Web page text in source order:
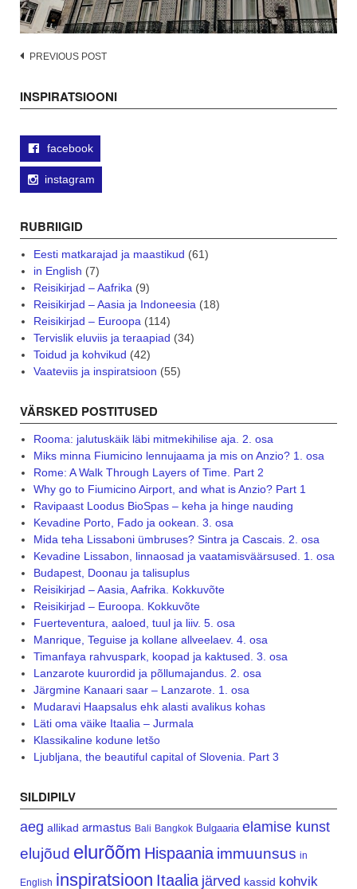
Post
PREVIOUS POST
INSPIRATSIOONI
facebook
instagram
RUBRIIGID
Eesti matkarajad ja maastikud (61)
in English (7)
Reisikirjad – Aafrika (9)
Reisikirjad – Aasia ja Indoneesia (18)
Reisikirjad – Euroopa (114)
Tervislik eluviis ja teraapiad (34)
Toidud ja kohvikud (42)
Vaateviis ja inspiratsioon (55)
VÄRSKED POSTITUSED
Rooma: jalutuskäik läbi mitmekihilise aja. 2. osa
Miks minna Fiumicino lennujaama ja mis on Anzio? 1. osa
Rome: A Walk Through Layers of Time. Part 2
Why go to Fiumicino Airport, and what is Anzio? Part 1
Ravipaast Loodus BioSpas – keha ja hinge nauding
Kevadine Porto, Fado ja ookean. 3. osa
Mida teha Lissaboni ümbruses? Sintra ja Cascais. 2. osa
Kevadine Lissabon, linnaosad ja vaatamisväärsused. 1. osa
Budapest, Doonau ja talisuplus
Reisikirjad – Aasia, Aafrika. Kokkuvõte
Reisikirjad – Euroopa. Kokkuvõte
Fuerteventura, aaloed, tuul ja liiv. 5. osa
Manrique, Teguise ja kollane allveelaev. 4. osa
Timanfaya rahvuspark, koopad ja kaktused. 3. osa
Lanzarote kuurordid ja põllumajandus. 2. osa
Järgmine Kanaari saar – Lanzarote. 1. osa
Mudaravi Haapsalus ehk alasti avalikus kohas
Läti oma väike Itaalia – Jurmala
Klassikaline kodune letšo
Ljubljana, the beautiful capital of Slovenia. Part 3
SILDIPILV
aeg allikad armastus Bali Bangkok Bulgaaria elamise kunst
elujõud elurõõm Hispaania immuunsus in
English inspiratsioon Itaalia järved kassid kohvik